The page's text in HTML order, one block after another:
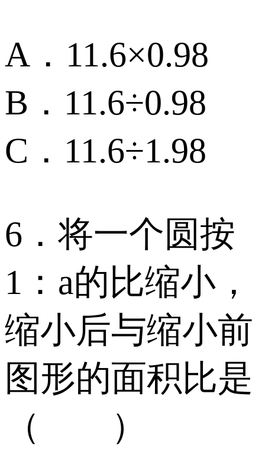
A．11.6×0.98
B．11.6÷0.98
C．11.6÷1.98
6．将一个圆按
1：a的比缩小，
缩小后与缩小前
图形的面积比是
（ ）